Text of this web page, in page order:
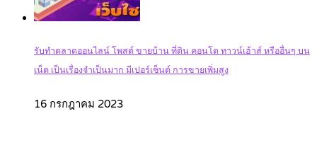
รับทำตลาดออนไลน์ โพสต์ ขายบ้าน ที่ดิน คอนโด ทาวน์เฮ้าส์ หรืออื่นๆ บน
เน็ต เป็นเรื่องจำเป็นมาก มีเปอร์เซ็นต์ การขายเพิ่มสูง
16 กรกฎาคม 2023